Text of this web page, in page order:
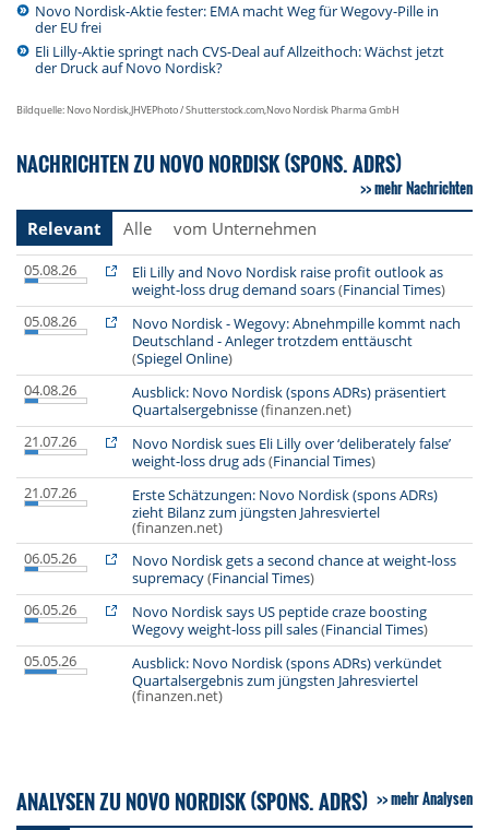
Novo Nordisk-Aktie fester: EMA macht Weg für Wegovy-Pille in
der EU frei
Eli Lilly-Aktie springt nach CVS-Deal auf Allzeithoch: Wächst jetzt
der Druck auf Novo Nordisk?
Bildquelle: Novo Nordisk,JHVEPhoto / Shutterstock.com,Novo Nordisk Pharma GmbH
NACHRICHTEN ZU NOVO NORDISK (SPONS. ADRS)
mehr Nachrichten
Relevant
Alle vom Unternehmen
05.08.26
Eli Lilly and Novo Nordisk raise profit outlook as
weight-loss drug demand soars(Financial Times)
05.08.26
Novo Nordisk - Wegovy: Abnehmpille kommt nach
Deutschland - Anleger trotzdem enttäuscht
(Spiegel Online)
04.08.26
Ausblick: Novo Nordisk (spons ADRs) präsentiert
Quartalsergebnisse(finanzen.net)
21.07.26
Novo Nordisk sues Eli Lilly over ‘deliberately false’
weight-loss drug ads(Financial Times)
21.07.26
Erste Schätzungen: Novo Nordisk (spons ADRs)
zieht Bilanz zum jüngsten Jahresviertel
(finanzen.net)
06.05.26
Novo Nordisk gets a second chance at weight-loss
supremacy(Financial Times)
06.05.26
Novo Nordisk says US peptide craze boosting
Wegovy weight-loss pill sales(Financial Times)
05.05.26
Ausblick: Novo Nordisk (spons ADRs) verkündet
Quartalsergebnis zum jüngsten Jahresviertel
(finanzen.net)
ANALYSEN ZU NOVO NORDISK (SPONS. ADRS) mehr Analysen